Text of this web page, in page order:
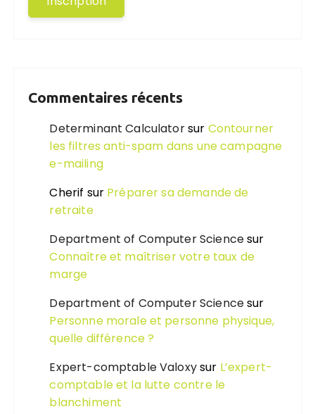
Commentaires récents
Determinant Calculatorsur Contourner
les filtres anti-spam dans une campagne
e-mailing
Cherif sur Préparer sa demande de
retraite
Department of Computer Sciencesur
Connaître et maîtriser votre taux de
marge
Department of Computer Sciencesur
Personne morale et personne physique,
quelle différence ?
Expert-comptable Valoxysur L’expert-
comptable et la lutte contre le
blanchiment